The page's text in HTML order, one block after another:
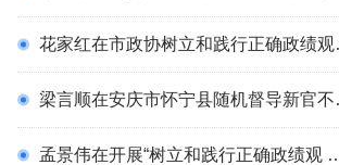
花家红在市政协树立和践行正确政绩观学习教育案例 剖析思想交流会暨党组理论学习中心组学习会上强调 坚持人民政协为人民 努力创造新业绩
梁言顺在安庆市怀宁县随机督导新官不理旧账和盲目蛮干方面突出问题集中整治时强调 勇于直面问题强化责任担当 以敢啃硬骨头的韧劲推进整改整治
孟景伟在开展“树立和践行正确政绩观 促消费、惠民生”专题调研时强调 践行宗旨 为民造福 以正确政绩观引领扩内需促消费惠民生